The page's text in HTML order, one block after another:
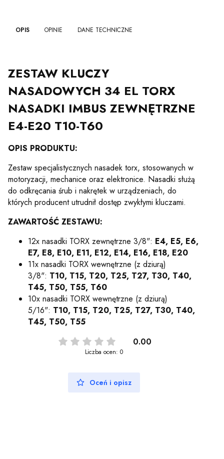
OPIS OPINIE DANE TECHNICZNE
ZESTAW KLUCZY
NASADOWYCH 34 EL TORX
NASADKI IMBUS ZEWNĘTRZNE
E4-E20 T10-T60
OPIS PRODUKTU:
Zestaw specjalistycznych nasadek torx, stosowanych w
motoryzacji, mechanice oraz elektronice. Nasadki służą
do odkręcania śrub i nakrętek w urządzeniach, do
których producent utrudnił dostęp zwykłymi kluczami.
ZAWARTOŚĆ ZESTAWU:
12x nasadki TORX zewnętrzne 3/8": E4, E5, E6,
E7, E8, E10, E11, E12, E14, E16, E18, E20
11x nasadki TORX wewnętrzne (z dziurą)
3/8": T10, T15, T20, T25, T27, T30, T40,
T45, T50, T55, T60
10x nasadki TORX wewnętrzne (z dziurą)
5/16": T10, T15, T20, T25, T27, T30, T40,
T45, T50, T55
0.00
Liczba ocen: 0
Oceń i opisz